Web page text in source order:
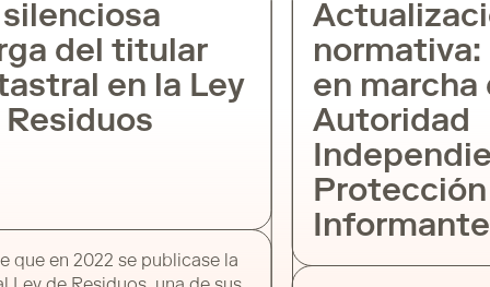
del titular
en la Ley
que en 2022 se publicase la
normativa:
en marcha
Autoridad
Protección
Informante